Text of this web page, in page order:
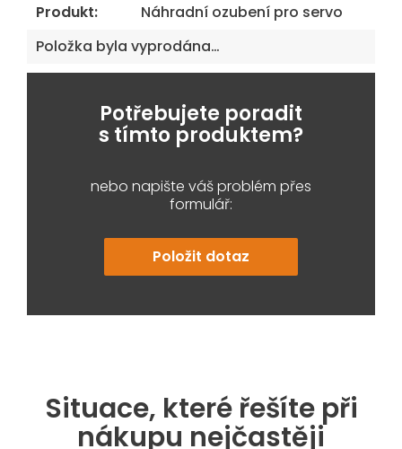
Produkt:
Náhradní ozubení pro servo
Položka byla vyprodána…
Potřebujete poradit
s tímto produktem?
nebo napište váš problém přes
formulář:
Položit dotaz
Situace, které řešíte při
nákupu nejčastěji